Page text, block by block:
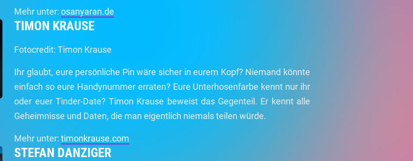
Mehr unter:osanyaran.de
TIMON KRAUSE
Fotocredit: Timon Krause
Ihr glaubt, eure persönliche Pin wäre sicher in eurem Kopf? Niemand könnte
einfach so eure Handynummer erraten? Eure Unterhosenfarbe kennt nur ihr
oder euer Tinder-Date? Timon Krause beweist das Gegenteil. Er kennt alle
Geheimnisse und Daten, die man eigentlich niemals teilen würde.
Mehr unter:timonkrause.com
STEFAN DANZIGER